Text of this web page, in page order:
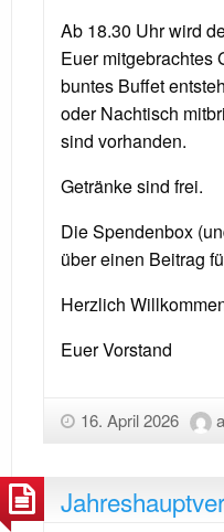
Ab 18.30 Uhr wird
Euer mitgebrachtes
buntes Buffet
oder Nachtisch
sind vorhanden.
Getränke sind frei.
Die Spendenbox
über einen Beitrag
Herzlich
Euer Vorstand
16. April 2026